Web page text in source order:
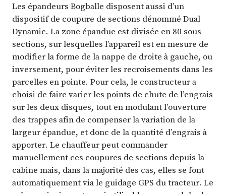
Les épandeurs Bogballe disposent aussi d’un
dispositif de coupure de sections dénommé Dual
Dynamic. La zone épandue est divisée en 80 sous-
sections, sur lesquelles l’appareil est en mesure de
modifier la forme de la nappe de droite à gauche, ou
inversement, pour éviter les recroisements dans les
parcelles en pointe. Pour cela, le constructeur a
choisi de faire varier les points de chute de l’engrais
sur les deux disques, tout en modulant l’ouverture
des trappes afin de compenser la variation de la
largeur épandue, et donc de la quantité d’engrais à
apporter. Le chauffeur peut commander
manuellement ces coupures de sections depuis la
cabine mais, dans la majorité des cas, elles se font
automatiquement via le guidage GPS du tracteur. Le